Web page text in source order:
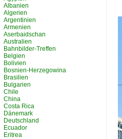
Albanien
Algerien
Argentinien
Armenien
Aserbaidschan
Australien
Bahnbilder-Treffen
Belgien
Bolivien
Bosnien-Herzegowina
Brasilien
Bulgarien
Chile
China
Costa Rica
Dänemark
Deutschland
Ecuador
Eritrea